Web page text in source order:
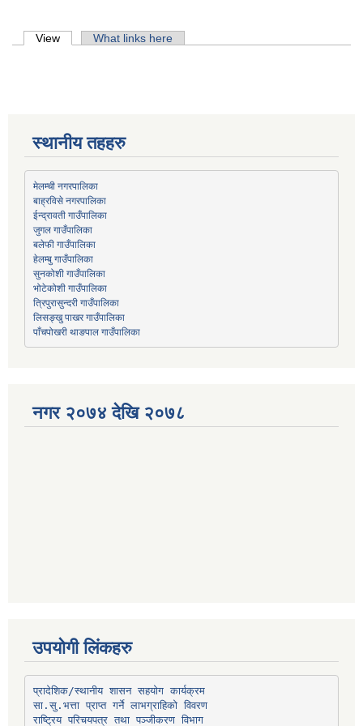
Primary tabs
View (active tab)What links here
स्थानीय तहहरु
मेलम्ची नगरपालिका
बाह्रविसे नगरपालिका
ईन्द्रावती गाउँपालिका
जुगल गाउँपालिका
बलेफी गाउँपालिका
हेलम्बु गाउँपालिका
सुनकोशी गाउँपालिका
भोटेकोशी गाउँपालिका
त्रिपुरासुन्दरी गाउँपालिका
लिसङ्खु पाखर गाउँपालिका
पाँचपोखरी थाङपाल गाउँपालिका
नगर २०७४ देखि २०७८
उपयोगी लिंकहरु
प्रादेशिक/स्थानीय शासन सहयोग कार्यक्रम
सा.सु.भत्ता प्राप्त गर्ने लाभग्राहिको विवरण
राष्ट्रिय परिचयपत्र तथा पञ्‍जीकरण विभाग